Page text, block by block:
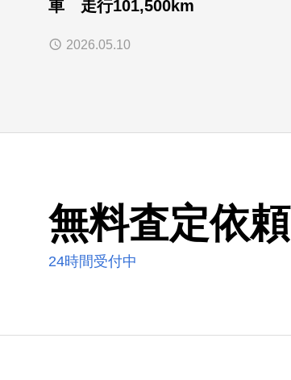
車 走行101,500km
2026.05.10
無料査定依頼
24時間受付中